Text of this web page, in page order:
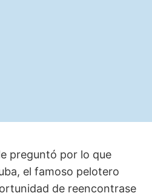
preguntó por lo que
el famoso pelotero
de reencontrase